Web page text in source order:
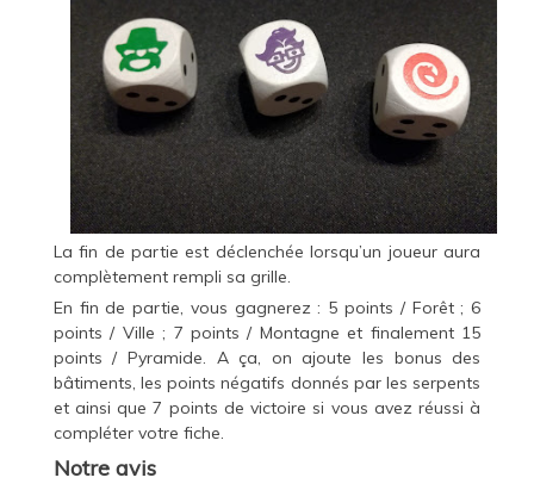
La fin de partie est déclenchée lorsqu’un joueur aura
complètement rempli sa grille.
En fin de partie, vous gagnerez : 5 points / Forêt ; 6
points / Ville ; 7 points / Montagne et finalement 15
points / Pyramide. A ça, on ajoute les bonus des
bâtiments, les points négatifs donnés par les serpents
et ainsi que 7 points de victoire si vous avez réussi à
compléter votre fiche.
Notre avis